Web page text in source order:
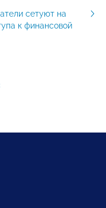
сетуют на
к финансовой